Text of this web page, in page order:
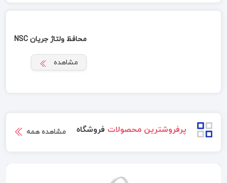
محافظ ولتاژ جریان NSC
مشاهده
پرفروشترین محصولات فروشگاه مشاهده همه